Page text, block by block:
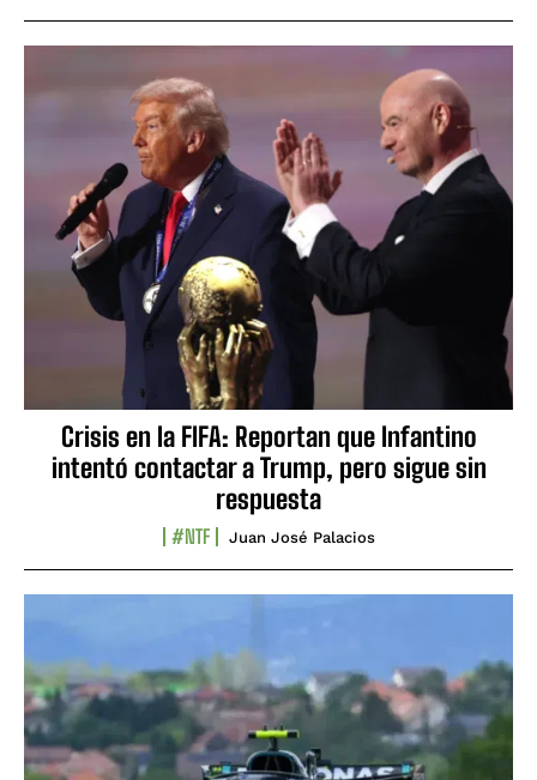
Crisis en la FIFA: Reportan que Infantino
intentó contactar a Trump, pero sigue sin
respuesta
#NTF Juan José Palacios